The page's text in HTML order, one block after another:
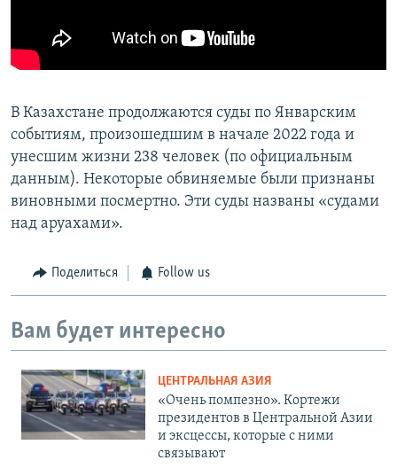
В Казахстане продолжаются суды по Январским
событиям, произошедшим в начале 2022 года и
унесшим жизни 238 человек (по официальным
данным). Некоторые обвиняемые были признаны
виновными посмертно. Эти суды названы «судами
над аруахами».
Поделиться Follow us
Вам будет интересно
ЦЕНТРАЛЬНАЯ АЗИЯ
«Очень помпезно». Кортежи
президентов в Центральной Азии
и эксцессы, которые с ними
связывают